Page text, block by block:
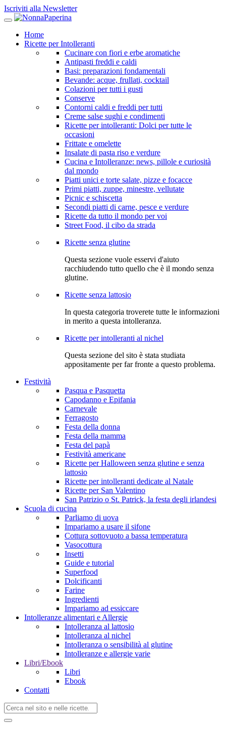
Iscriviti alla Newsletter
Home
Ricette per Intolleranti
Cucinare con fiori e erbe aromatiche
Antipasti freddi e caldi
Basi: preparazioni fondamentali
Bevande: acque, frullati, cocktail
Colazioni per tutti i gusti
Conserve
Contorni caldi e freddi per tutti
Creme salse sughi e condimenti
Ricette per intolleranti: Dolci per tutte le
occasioni
Frittate e omelette
Insalate di pasta riso e verdure
Cucina e Intolleranze: news, pillole e curiosità
dal mondo
Piatti unici e torte salate, pizze e focacce
Primi piatti, zuppe, minestre, vellutate
Picnic e schiscetta
Secondi piatti di carne, pesce e verdure
Ricette da tutto il mondo per voi
Street Food, il cibo da strada
Ricette senza glutine
Questa sezione vuole esservi d'aiuto
racchiudendo tutto quello che è il mondo senza
glutine.
Ricette senza lattosio
In questa categoria troverete tutte le informazioni
in merito a questa intolleranza.
Ricette per intolleranti al nichel
Questa sezione del sito è stata studiata
appositamente per far fronte a questo problema.
Festività
Pasqua e Pasquetta
Capodanno e Epifania
Carnevale
Ferragosto
Festa della donna
Festa della mamma
Festa del papà
Festività americane
Ricette per Halloween senza glutine e senza
lattosio
Ricette per intolleranti dedicate al Natale
Ricette per San Valentino
San Patrizio o St. Patrick, la festa degli irlandesi
Scuola di cucina
Parliamo di uova
Impariamo a usare il sifone
Cottura sottovuoto a bassa temperatura
Vasocottura
Insetti
Guide e tutorial
Superfood
Dolcificanti
Farine
Ingredienti
Impariamo ad essiccare
Intolleranze alimentari e Allergie
Intolleranza al lattosio
Intolleranza al nichel
Intolleranza o sensibilità al glutine
Intolleranze e allergie varie
Libri/Ebook
Libri
Ebook
Contatti